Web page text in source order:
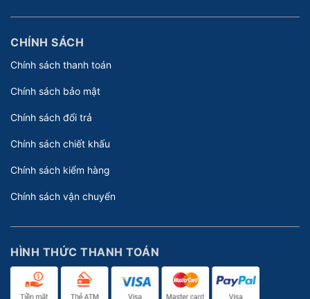
CHÍNH SÁCH
Chính sách thanh toán
Chính sách bảo mật
Chính sách đổi trả
Chính sách chiết khấu
Chính sách kiểm hàng
Chính sách vận chuyển
HÌNH THỨC THANH TOÁN